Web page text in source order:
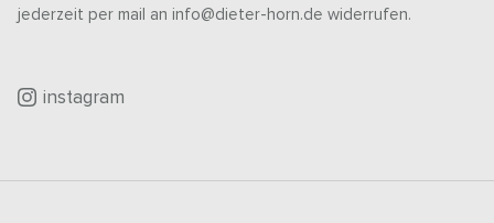
jederzeit per mail an info@dieter-horn.de widerrufen.
instagram